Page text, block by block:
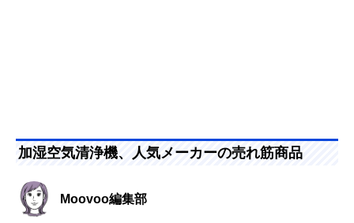
加湿空気清浄機、人気メーカーの売れ筋商品
Moovoo編集部